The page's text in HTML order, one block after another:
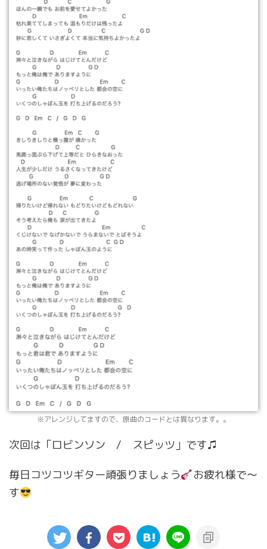
※アレンジしてますので、原曲のコードとは異なります。。
次回は「ロビンソン / スピッツ」です♫
毎日コツコツギター頑張りましょう
お疲れ様で～
す